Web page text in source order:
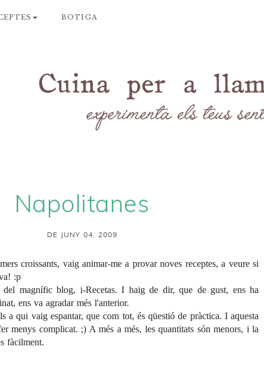
BOTIGA
Napolitanes
DE JUNY 04, 2009
croissants, vaig animar-me a provar noves receptes, a veure si
:p
del magnífic blog, i-Recetas. I haig de dir, que de gust, ens ha
ens va agradar més l'anterior.
a qui vaig espantar, que com tot, és qüestió de pràctica. I aquesta
menys complicat. ;) A més a més, les quantitats són menors, i la
fàcilment.